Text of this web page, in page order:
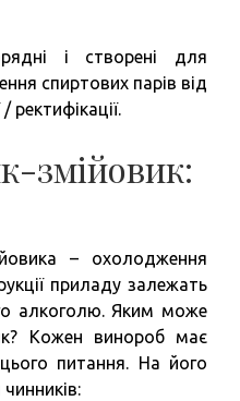
і створені для
спиртових парів від
ректифікації.
змійовик:
– охолодження
приладу залежать
алкоголю. Яким може
Кожен винороб має
питання. На його